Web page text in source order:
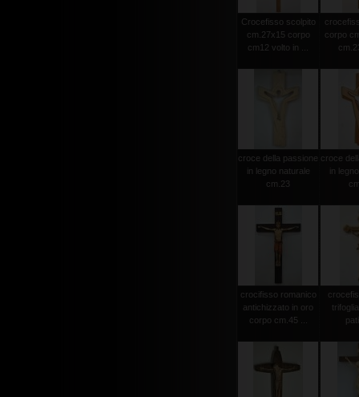
Crocefisso scolpito
cm.27x15 corpo
cm12 volto in ...
corpo
croce della passione
in legno naturale
cm.23
croce
in
crocifisso romanico
antichizzato in oro
corpo cm.45 ...